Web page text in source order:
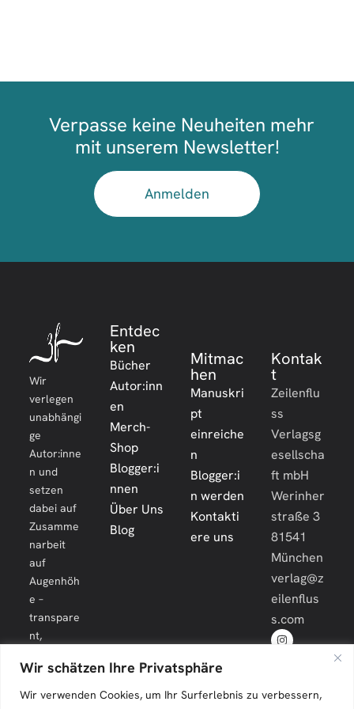
Wir schätzen Ihre Privatsphäre
Wir verwenden Cookies, um Ihr Surferlebnis zu verbessern,
Verpasse keine Neuheiten mehr
mit unserem Newsletter!
Anmelden
Wir
verlegen
unabhängi
ge
Autor:inne
n und
setzen
dabei auf
Zusamme
narbeit
auf
Augenhöh
e –
transpare
nt,
und
langfristig.
Entdec
ken
Bücher
Autor:inn
en
Merch-
Shop
Blogger:i
nnen
Über Uns
Blog
Mitmac
hen
Manuskri
pt
einreiche
n
Blogger:i
n werden
Kontakti
ere uns
Kontak
t
Zeilenflu
ss
Verlagsg
esellscha
ft mbH
Werinher
straße 3
81541
München
verlag@z
eilenflus
s.com